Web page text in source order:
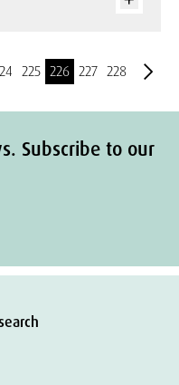
225 226 227 228
Subscribe to our